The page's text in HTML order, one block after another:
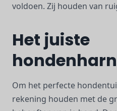
voldoen. Zij houden van
Het juiste
Om het perfecte
rekening houden met de